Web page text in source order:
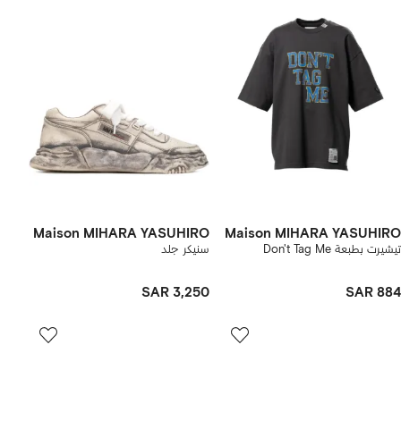
Maison MIHARA YASUHIRO
تيشيرت بطبعة Don't Tag Me
SAR 884
Maison MIHARA YASUHIRO
سنيكر جلد
SAR 3,250